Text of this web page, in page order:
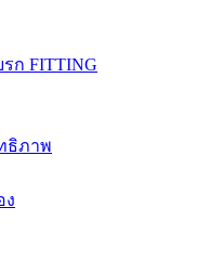
ก FITTING
ธิภาพ
ง